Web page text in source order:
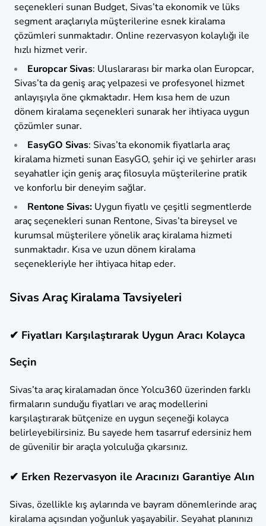
seçenekleri sunan Budget, Sivas’ta ekonomik ve lüks
segment araçlarıyla müşterilerine esnek kiralama
çözümleri sunmaktadır. Online rezervasyon kolaylığı ile
hızlı hizmet verir.
Europcar Sivas: Uluslararası bir marka olan Europcar,
Sivas’ta da geniş araç yelpazesi ve profesyonel hizmet
anlayışıyla öne çıkmaktadır. Hem kısa hem de uzun
dönem kiralama seçenekleri sunarak her ihtiyaca uygun
çözümler sunar.
EasyGO Sivas: Sivas’ta ekonomik fiyatlarla araç
kiralama hizmeti sunan EasyGO, şehir içi ve şehirler arası
seyahatler için geniş araç filosuyla müşterilerine pratik
ve konforlu bir deneyim sağlar.
Rentone Sivas: Uygun fiyatlı ve çeşitli segmentlerde
araç seçenekleri sunan Rentone, Sivas’ta bireysel ve
kurumsal müşterilere yönelik araç kiralama hizmeti
sunmaktadır. Kısa ve uzun dönem kiralama
seçenekleriyle her ihtiyaca hitap eder.
Sivas Araç Kiralama Tavsiyeleri
✔ Fiyatları Karşılaştırarak Uygun Aracı Kolayca
Seçin
Sivas’ta araç kiralamadan önce Yolcu360 üzerinden farklı
firmaların sunduğu fiyatları ve araç modellerini
karşılaştırarak bütçenize en uygun seçeneği kolayca
belirleyebilirsiniz. Bu sayede hem tasarruf edersiniz hem
de güvenilir bir araçla yolculuğa çıkarsınız.
✔ Erken Rezervasyon ile Aracınızı Garantiye Alın
Sivas, özellikle kış aylarında ve bayram dönemlerinde araç
kiralama açısından yoğunluk yaşayabilir. Seyahat planınızı